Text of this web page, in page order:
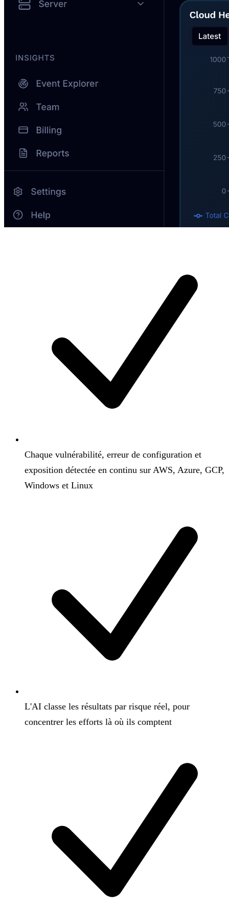
Chaque vulnérabilité, erreur de configuration et
exposition détectée en continu sur AWS, Azure, GCP,
Windows et Linux
L'AI classe les résultats par risque réel, pour
concentrer les efforts là où ils comptent